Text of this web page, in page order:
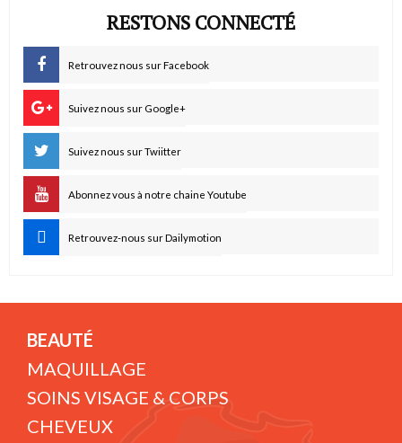
RESTONS CONNECTÉ
Retrouvez nous sur Facebook
Suivez nous sur Google+
Suivez nous sur Twiitter
Abonnez vous à notre chaine Youtube
Retrouvez-nous sur Dailymotion
BEAUTÉ
MAQUILLAGE
SOINS VISAGE & CORPS
CHEVEUX